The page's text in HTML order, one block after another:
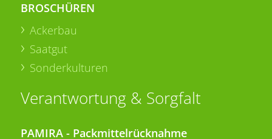
BROSCHÜREN
Ackerbau
Saatgut
Sonderkulturen
Verantwortung & Sorgfalt
PAMIRA - Packmittelrücknahme